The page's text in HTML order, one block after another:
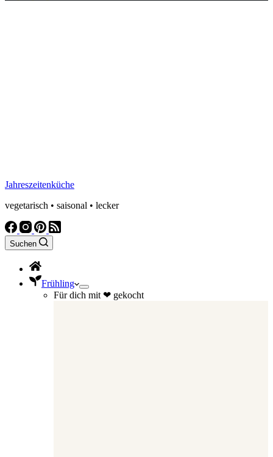
Jahreszeitenküche
vegetarisch • saisonal • lecker
Suchen
Frühling
Für dich mit ❤ gekocht